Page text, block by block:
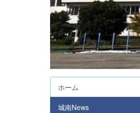
ホーム
城南News